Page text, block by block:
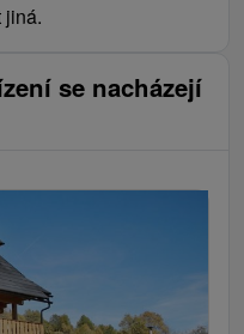
jiná.
se nacházejí